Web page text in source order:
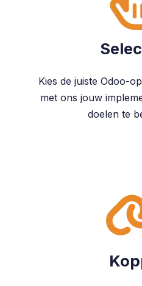
Kies de juiste Odoo-
met ons jouw
doelen te